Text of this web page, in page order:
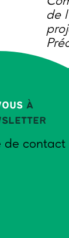
à
de
de